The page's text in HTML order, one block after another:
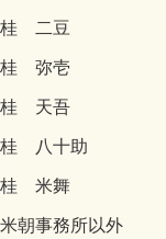
桂 二豆
桂 弥壱
桂 天吾
桂 八十助
桂 米舞
米朝事務所以外